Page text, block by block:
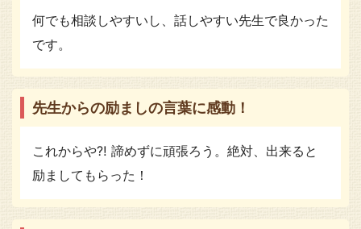
何でも相談しやすいし、話しやすい先生で良かった
です。
先生からの励ましの言葉に感動！
これからや⁈ 諦めずに頑張ろう。絶対、出来ると
励ましてもらった！